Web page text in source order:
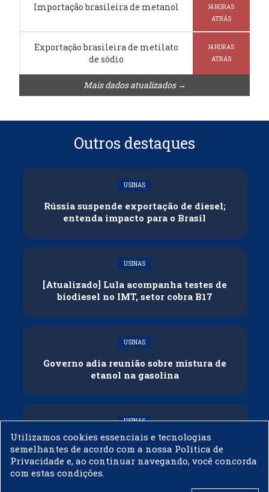
Importação brasileira de metanol
14 HORAS
ATRÁS
Exportação brasileira de metilato
de sódio
14 HORAS
ATRÁS
Mais dados atualizados →
Outros destaques
USINAS
Rússia suspende exportação de diesel;
entenda impacto para o Brasil
USINAS
[Atualizado] Lula acompanha testes de
biodiesel no IMT, setor cobra B17
USINAS
Governo adia reunião sobre mistura de
etanol na gasolina
USINAS
CNPE veda importação de biodiesel
Utilizamos cookies essenciais e tecnologias
semelhantes de acordo com a nossa Política de
Privacidade e, ao continuar navegando, você concorda
com estas condições.